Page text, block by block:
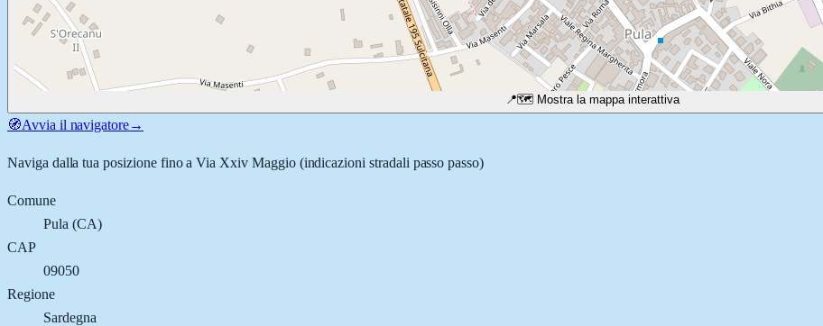
📍🗺️ Mostra la mappa interattiva
🧭Avvia il navigatore→
Naviga dalla tua posizione fino aVia Xxiv Maggio(indicazioni stradali passo passo)
Comune
Pula (CA)
CAP
09050
Regione
Sardegna